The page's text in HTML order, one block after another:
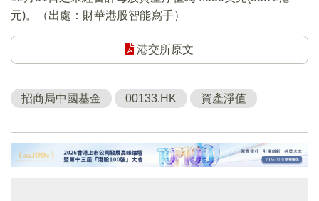
元)。（出處：財華港股智能寫手）
港交所原文
招商局中國基金 00133.HK 資產淨值